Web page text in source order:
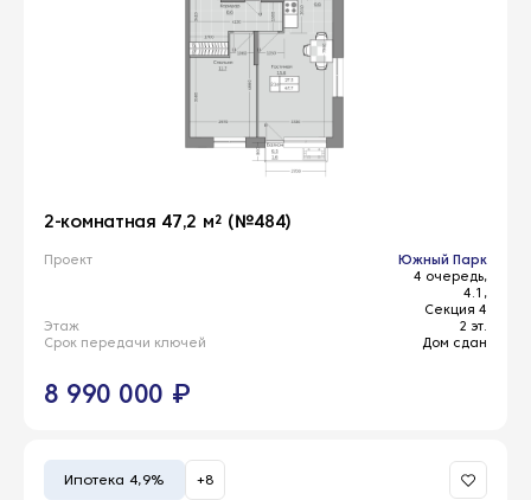
2-комнатная 47,2 м² (№484)
Проект
Южный Парк
4 очередь,
4.1,
Секция 4
Этаж
2 эт.
Срок передачи ключей
Дом сдан
8 990 000 ₽
Ипотека 4,9% +8